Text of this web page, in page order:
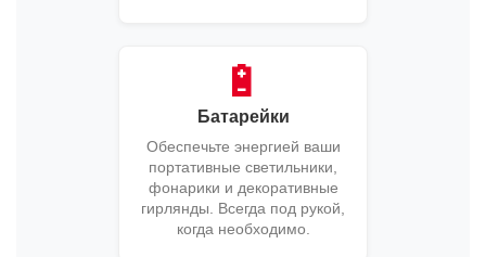
🔋
Батарейки
Обеспечьте энергией ваши
портативные светильники,
фонарики и декоративные
гирлянды. Всегда под рукой,
когда необходимо.